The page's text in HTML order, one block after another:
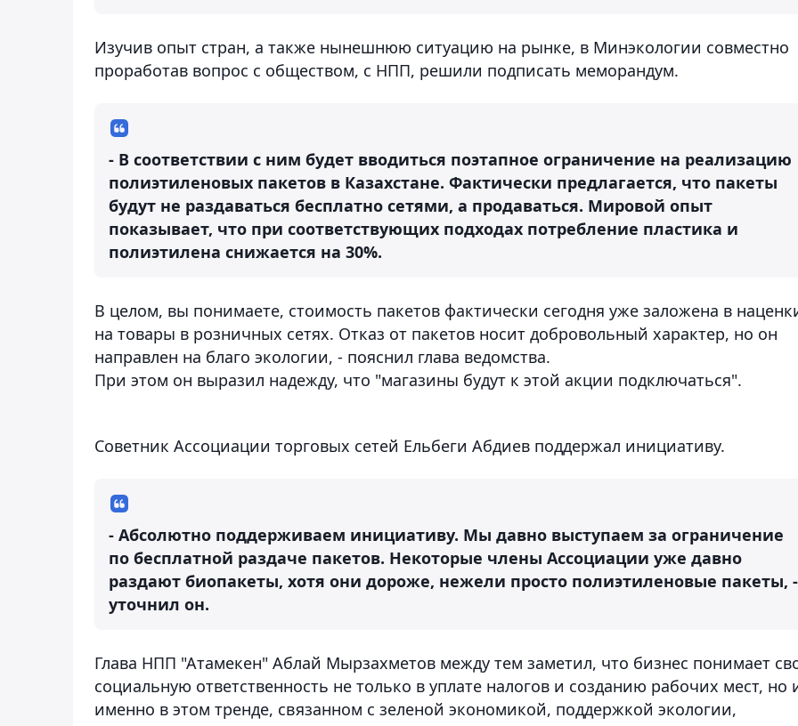
Изучив опыт стран, а также нынешнюю ситуацию на рынке, в Минэкологии совместно
проработав вопрос с обществом, с НПП, решили подписать меморандум.
- В соответствии с ним будет вводиться поэтапное ограничение на реализацию
полиэтиленовых пакетов в Казахстане. Фактически предлагается, что пакеты
будут не раздаваться бесплатно сетями, а продаваться. Мировой опыт
показывает, что при соответствующих подходах потребление пластика и
полиэтилена снижается на 30%.
В целом, вы понимаете, стоимость пакетов фактически сегодня уже заложена в
на товары в розничных сетях. Отказ от пакетов носит добровольный характер, но он
направлен на благо экологии, - пояснил глава ведомства.
При этом он выразил надежду, что "магазины будут к этой акции подключаться".
Советник Ассоциации торговых сетей Ельбеги Абдиев поддержал инициативу.
- Абсолютно поддерживаем инициативу. Мы давно выступаем за ограничение
по бесплатной раздаче пакетов. Некоторые члены Ассоциации уже давно
раздают биопакеты, хотя они дороже, нежели просто полиэтиленовые пакеты, -
уточнил он.
Глава НПП "Атамекен" Аблай Мырзахметов между тем заметил, что бизнес понимает
социальную ответственность не только в уплате налогов и созданию рабочих мест, но
именно в этом тренде, связанном с зеленой экономикой, поддержкой экологии,